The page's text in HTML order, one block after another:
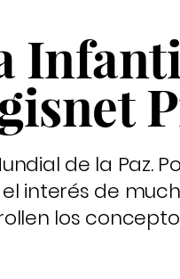
de la Paz.
interés de
los